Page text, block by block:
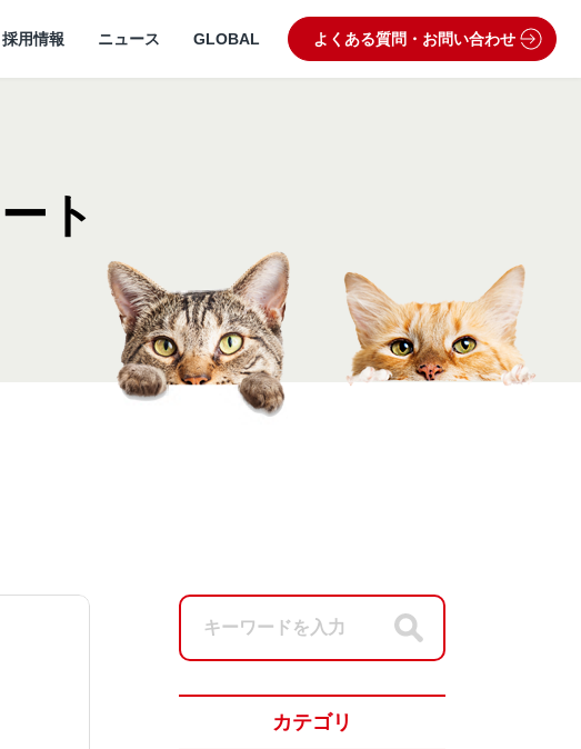
製品・品質管理 動物病院専用フード
どうぶつ病院宅配便
狂犬病予防
企業理念・ビジョン
採用情報 ニュース GLOBAL よくある質問・お問い合わせ
ト
カテゴリ